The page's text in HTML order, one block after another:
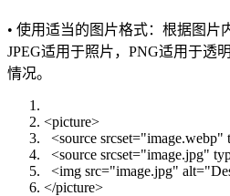
• 使用适当的图片格式：根据图片
JPEG适用于照片，PNG适用于透
情况。
<picture>
<source
<source srcset="image.jpg"
<img src="image.jpg"
</picture>